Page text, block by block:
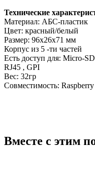
Технические
Материал: АБС-пластик
Цвет: красный/белый
Размер: 96х26х71 мм
Корпус из 5 -ти частей
Есть доступ для: Micro-
RJ45 , GPI
Вес: 32гр
Совместимость:
Вместе с этим